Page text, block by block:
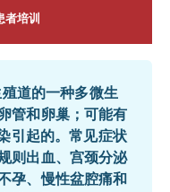
者培训
道的一种多微生
管和卵巢；可能有
引起的。常见症状
则出血、宫颈分泌
孕、慢性盆腔痛和